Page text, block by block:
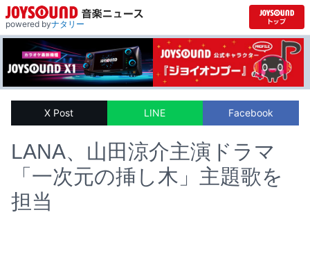
powered byナタリー
X Post LINE Facebook
LANA、山田涼介主演ドラマ
「一次元の挿し木」主題歌を
担当